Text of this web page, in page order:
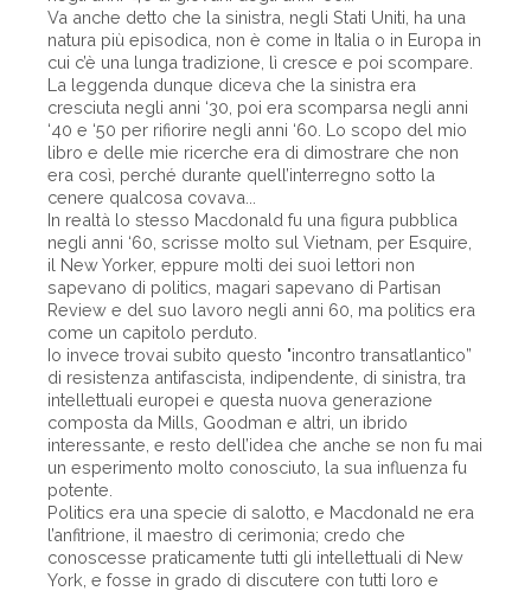
Va anche detto che la sinistra, negli Stati Uniti, ha una
natura più episodica, non è come in Italia o in Europa in
cui c’è una lunga tradizione, lì cresce e poi scompare.
La leggenda dunque diceva che la sinistra era
cresciuta negli anni ‘30, poi era scomparsa negli anni
‘40 e ‘50 per rifiorire negli anni ‘60. Lo scopo del mio
libro e delle mie ricerche era di dimostrare che non
era così, perché durante quell’interregno sotto la
cenere qualcosa covava...
In realtà lo stesso Macdonald fu una figura pubblica
negli anni ‘60, scrisse molto sul Vietnam, per Esquire,
il New Yorker, eppure molti dei suoi lettori non
sapevano di politics, magari sapevano di Partisan
Review e del suo lavoro negli anni 60, ma politics era
come un capitolo perduto.
Io invece trovai subito questo "incontro transatlantico”
di resistenza antifascista, indipendente, di sinistra, tra
intellettuali europei e questa nuova generazione
composta da Mills, Goodman e altri, un ibrido
interessante, e resto dell’idea che anche se non fu mai
un esperimento molto conosciuto, la sua influenza fu
potente.
Politics era una specie di salotto, e Macdonald ne era
l’anfitrione, il maestro di cerimonia; credo che
conoscesse praticamente tutti gli intellettuali di New
York, e fosse in grado di discutere con tutti loro e